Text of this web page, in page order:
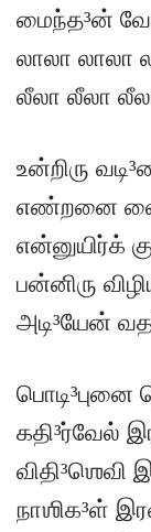
மைந்த³ன்
லாலா லாலா
லீலா லீலா
உன்றிரு
எண்றனை
என்னுயிர்க்
பன்னிரு
அடி³யேன்
பொடி³புனை
கதி³ர்வேல்
விதி³ஶெவி
நாஶிக³ள்